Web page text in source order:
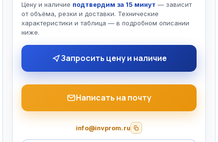
Цену и наличие подтвердим за 15 минут — зависит
от объёма, резки и доставки. Технические
характеристики и таблица — в подробном описании
ниже.
Запросить цену и наличие
Написать на почту
info@invprom.ru